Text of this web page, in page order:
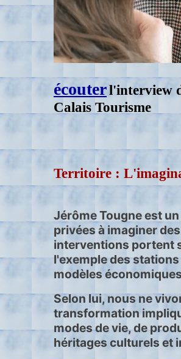
écouterl'interview
Calais Tourisme
Territoire :
Jérôme Tougne est
privées à imaginer
interventions portent
l'exemple des
modèles
Selon lui, nous ne
transformation
modes de vie, de
héritages culturels et